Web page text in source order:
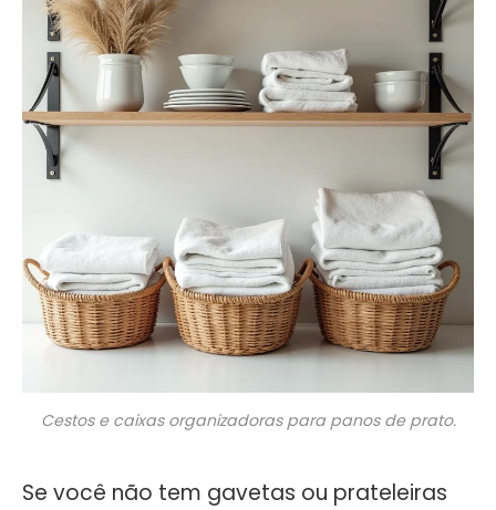
Cestos e caixas organizadoras para panos de prato.
Se você não tem gavetas ou prateleiras